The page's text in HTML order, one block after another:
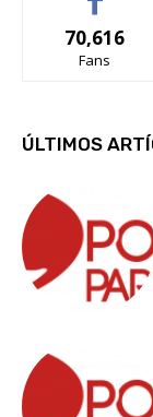
70,616
Fans
ÚLTIMOS